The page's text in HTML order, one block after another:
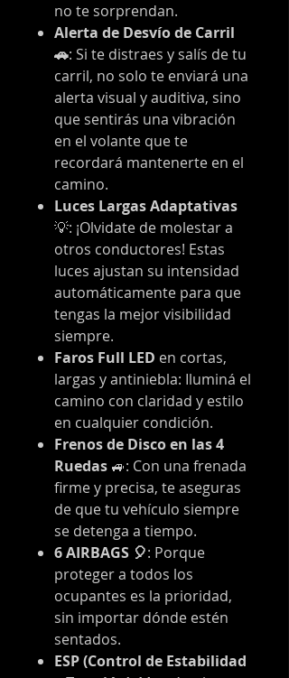
no te sorprendan.
Alerta de Desvío de Carril
🚗: Si te distraes y salís de tu
carril, no solo te enviará una
alerta visual y auditiva, sino
que sentirás una vibración
en el volante que te
recordará mantenerte en el
camino.
Luces Largas Adaptativas
💡: ¡Olvidate de molestar a
otros conductores! Estas
luces ajustan su intensidad
automáticamente para que
tengas la mejor visibilidad
siempre.
Faros Full LED en cortas,
largas y antiniebla: Iluminá el
camino con claridad y estilo
en cualquier condición.
Frenos de Disco en las 4
Ruedas 🚙: Con una frenada
firme y precisa, te aseguras
de que tu vehículo siempre
se detenga a tiempo.
6 AIRBAGS 🎈: Porque
proteger a todos los
ocupantes es la prioridad,
sin importar dónde estén
sentados.
ESP (Control de Estabilidad